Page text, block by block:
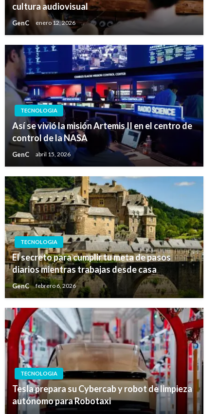
cultura audiovisual
GenC enero 12, 2026
TECNOLOGIA
Así se vivió la misión Artemis II en el centro de
control de la NASA
GenC abril 15, 2026
TECNOLOGIA
El secreto para cumplir tu meta de pasos
diarios mientras trabajas desde casa
GenC febrero 6, 2026
TECNOLOGIA
Tesla prepara su Cybercab y robot de limpieza
autónomo para Robotaxi